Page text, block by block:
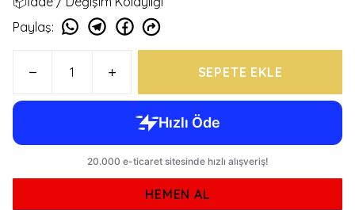
Paylaş:
SEPETE EKLE
HEMEN AL